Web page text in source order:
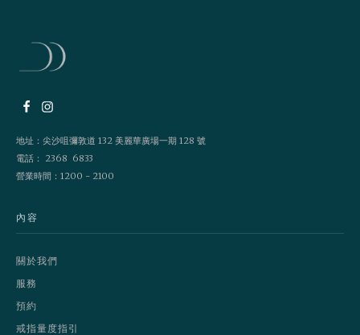
地址：尖沙咀彌敦道 132 美麗華廣場一期 128 號
電話： 2368 6833
營業時間：1200 - 2100
內容
關於我們
服務
預約
戒指量度指引